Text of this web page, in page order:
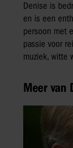
Denise is
en is een
persoon met
passie voor
muziek, witte
Meer van